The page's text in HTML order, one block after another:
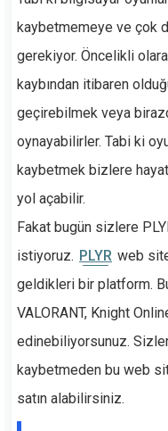
kaybetmemeye ve çok
gerekiyor. Öncelikli
kaybından itibaren
geçirebilmek veya
oynayabilirler. Tabi ki
kaybetmek bizlere
yol açabilir.
Fakat bugün sizlere
istiyoruz. PLYR web
geldikleri bir platform.
VALORANT, Knight
edinebiliyorsunuz.
kaybetmeden bu web
satın alabilirsiniz.